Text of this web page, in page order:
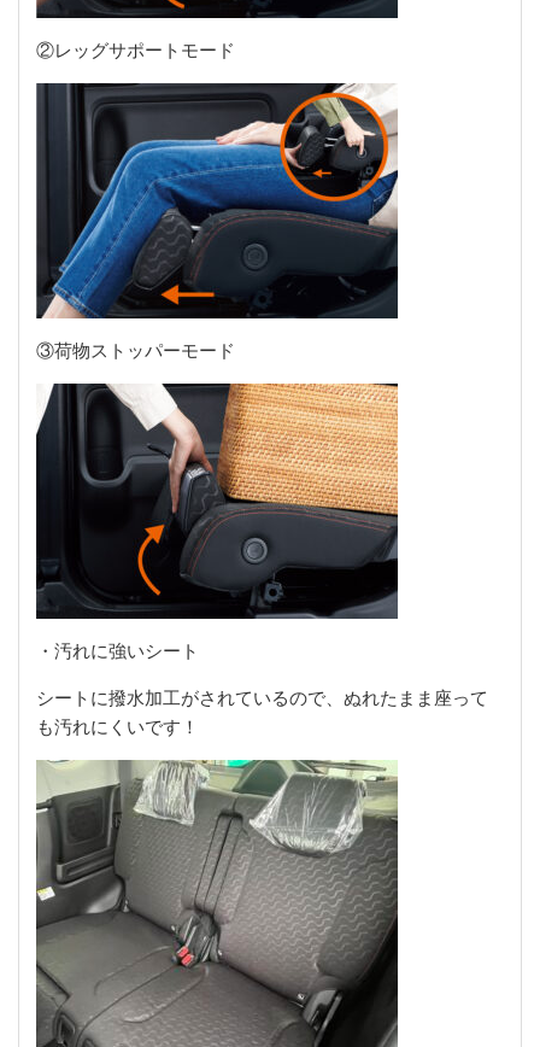
②レッグサポートモード
③荷物ストッパーモード
・汚れに強いシート
シートに撥水加工がされているので、ぬれたまま座って
も汚れにくいです！